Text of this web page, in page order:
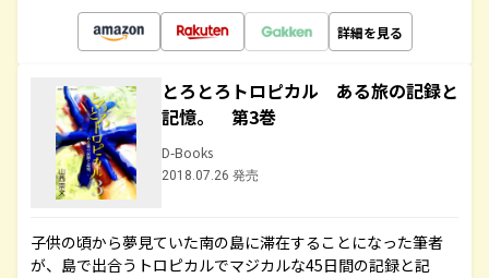
詳細を見る
とろとろトロピカル ある旅の記録と
記憶。 第3巻
D-Books
2018.07.26 発売
子供の頃から夢見ていた南の島に滞在することになった筆者
が、島で出合うトロピカルでマジカルな45日間の記録と記